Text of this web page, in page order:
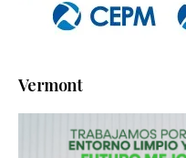
Vermont